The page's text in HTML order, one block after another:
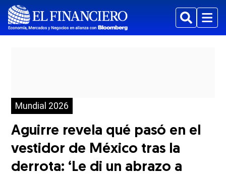
BuscarMenu
Mundial 2026
Aguirre revela qué pasó en el
vestidor de México tras la
derrota: ‘Le di un abrazo a